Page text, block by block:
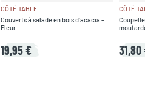
CÔTÉ TABLE
Couverts à salade en bois d'acacia -
Fleur
19,95 €
CÔTÉ
31,80